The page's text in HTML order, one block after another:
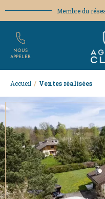
Accueil / Ventes réalisées
Membre du
NOUS
APPELER